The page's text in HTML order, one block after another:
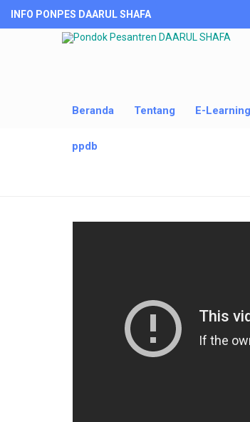
INFO PONPES DAARUL SHAFA
Beranda Tentang E-Learning
ppdb